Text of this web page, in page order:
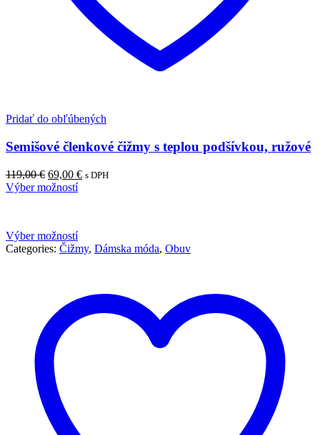
Pridať do obľúbených
Semišové členkové čižmy s teplou podšívkou, ružové
119,00€ 69,00 € s DPH
Výber možností
Výber možností
Categories: Čižmy, Dámska móda, Obuv